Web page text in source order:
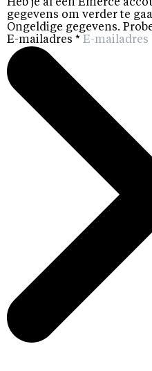
Heb je al een Emerce
gegevens om verder te
Ongeldige gegevens.
E-mailadres *